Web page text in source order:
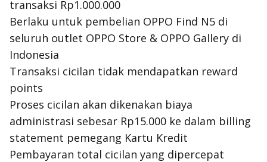
transaksi Rp1.000.000
Berlaku untuk pembelian OPPO Find N5 di
seluruh outlet OPPO Store & OPPO Gallery di
Indonesia
Transaksi cicilan tidak mendapatkan reward
points
Proses cicilan akan dikenakan biaya
administrasi sebesar Rp15.000 ke dalam billing
statement pemegang Kartu Kredit
Pembayaran total cicilan yang dipercepat